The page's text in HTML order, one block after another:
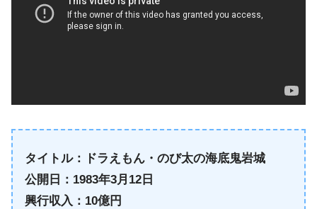
タイトル：ドラえもん・のび太の海底鬼岩城
公開日：1983年3月12日
興行収入：10億円